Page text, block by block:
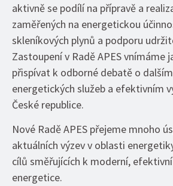
aktivně se podílí na přípravě a
zaměřených na energetickou
skleníkových plynů a podporu
Zastoupení v Radě APES vnímáme
přispívat k odborné debatě o
energetických služeb a efektivním
České republice.
Nové Radě APES přejeme mnoho
aktuálních výzev v oblasti
cílů směřujících k moderní,
energetice.